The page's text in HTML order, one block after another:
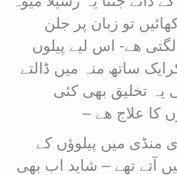
تو زبان پر جلن
ھے- اس لیے پیلوں
ساتھ منہ میں ڈالتے
تخلیق بھی کئی
کا علاج ھے –
منڈی میں پیلوؤں کے
آتے تھے – شاید اب بھی